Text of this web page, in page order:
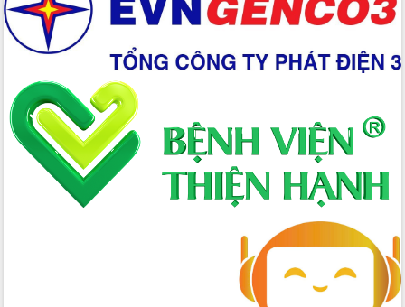
Bầu cử Quốc hội và HĐND: Cử tri Đắk
Lắk gửi gắm niềm tin, kỳ vọng vào lá
phiếu
Đắk Lắk sẵn sàng các điều kiện cho
Ngày hội bầu cử đại biểu Quốc hội
khóa XVI và HĐND các cấp nhiệm kỳ
2026-2031
Đảm bảo cuộc bầu cử đại biểu Quốc
hội và đại biểu HĐND các cấp diễn ra
an toàn, hiệu quả, đúng quy định
Thủ tướng Chính phủ Phạm Minh Chính